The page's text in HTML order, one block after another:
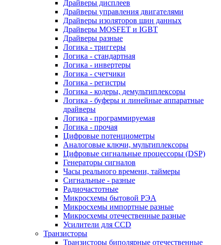
Драйверы дисплеев
Драйверы управления двигателями
Драйверы изоляторов шин данных
Драйверы MOSFET и IGBT
Драйверы разные
Логика - триггеры
Логика - стандартная
Логика - инвертеры
Логика - счетчики
Логика - регистры
Логика - кодеры, демультиплексоры
Логика - буферы и линейные аппаратные
драйверы
Логика - программируемая
Логика - прочая
Цифровые потенциометры
Аналоговые ключи, мультиплексоры
Цифровые сигнальные процессоры (DSP)
Генераторы сигналов
Часы реального времени, таймеры
Сигнальные - разные
Радиочастотные
Микросхемы бытовой РЭА
Микросхемы импортные разные
Микросхемы отечественные разные
Усилители для CCD
Транзисторы
Транзисторы биполярные отечественные